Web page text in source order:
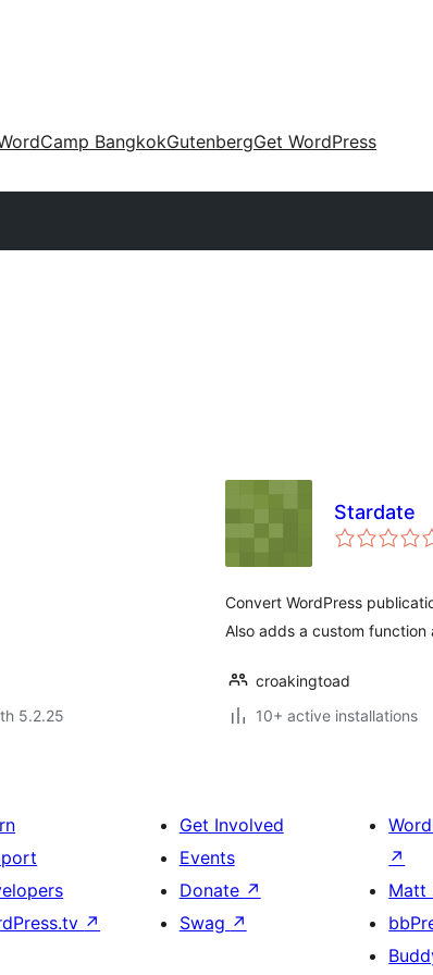
BangkokGutenbergGet WordPress
5.2.25
Stardate
Convert WordPress
Also adds a custom
croakingtoad
10+ active installations
↗
Get Involved
Events
Donate ↗
Swag ↗
↗
Matt